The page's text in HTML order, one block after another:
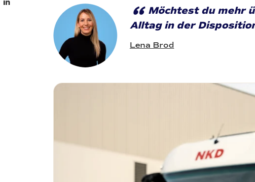
“ Möchtest du mehr
Alltag in der
Lena Brod